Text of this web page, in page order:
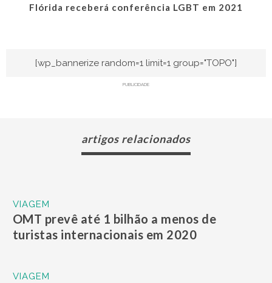
Flórida receberá conferência LGBT em 2021
[wp_bannerize random=1 limit=1 group="TOPO"]
PUBLICIDADE
artigos relacionados
VIAGEM
OMT prevê até 1 bilhão a menos de
turistas internacionais em 2020
VIAGEM